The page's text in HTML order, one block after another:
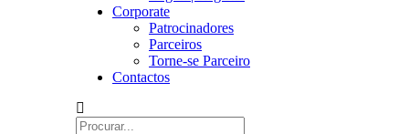
Corporate
Patrocinadores
Parceiros
Torne-se Parceiro
Contactos